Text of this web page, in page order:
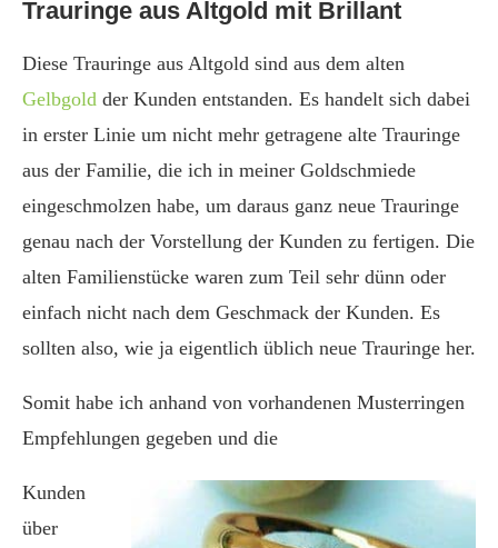
Trauringe aus Altgold mit Brillant
Diese Trauringe aus Altgold sind aus dem alten
Gelbgold der Kunden entstanden. Es handelt sich dabei
in erster Linie um nicht mehr getragene alte Trauringe
aus der Familie, die ich in meiner Goldschmiede
eingeschmolzen habe, um daraus ganz neue Trauringe
genau nach der Vorstellung der Kunden zu fertigen. Die
alten Familienstücke waren zum Teil sehr dünn oder
einfach nicht nach dem Geschmack der Kunden. Es
sollten also, wie ja eigentlich üblich neue Trauringe her.
Somit habe ich anhand von vorhandenen Musterringen
Empfehlungen gegeben und die
Kunden
über